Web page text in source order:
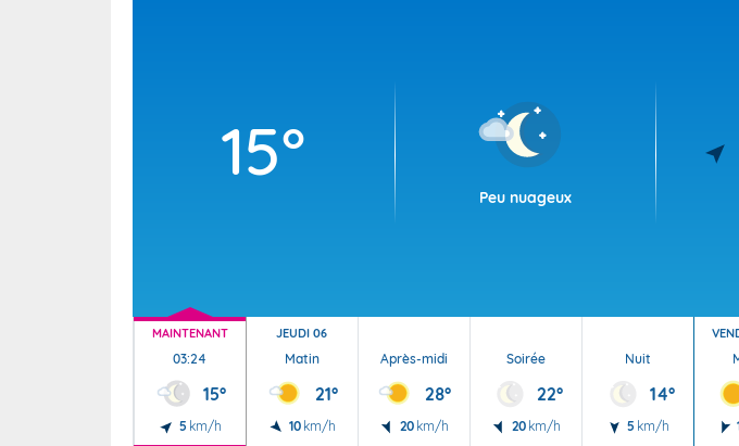
15°
Peu nuageux
MAINTENANT
03:24
15°
5 km/h
JEUDI 06
Matin
21°
10 km/h
Après-midi
28°
20 km/h
Soirée
22°
20 km/h
Nuit
14°
5 km/h